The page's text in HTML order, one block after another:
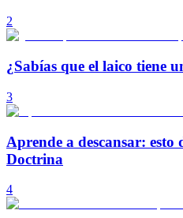
2
¿Sabías que el laico tiene
3
Aprende a descansar: esto
Doctrina
4